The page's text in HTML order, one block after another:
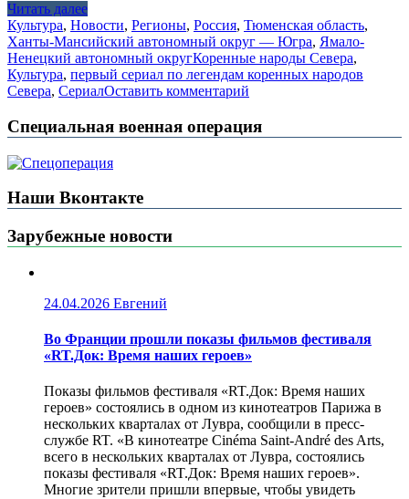
Читать далее
Культура, Новости, Регионы, Россия, Тюменская область,
Ханты-Мансийский автономный округ — Югра, Ямало-
Ненецкий автономный округКоренные народы Севера,
Культура, первый сериал по легендам коренных народов
Севера, СериалОставить комментарий
Специальная военная операция
Наши Вконтакте
Зарубежные новости
24.04.2026 Евгений
Во Франции прошли показы фильмов фестиваля
«RT.Док: Время наших героев»
Показы фильмов фестиваля «RT.Док: Время наших
героев» состоялись в одном из кинотеатров Парижа в
нескольких кварталах от Лувра, сообщили в пресс-
службе RT. «В кинотеатре Cinéma Saint-André des Arts,
всего в нескольких кварталах от Лувра, состоялись
показы фестиваля «RT.Док: Время наших героев».
Многие зрители пришли впервые, чтобы увидеть